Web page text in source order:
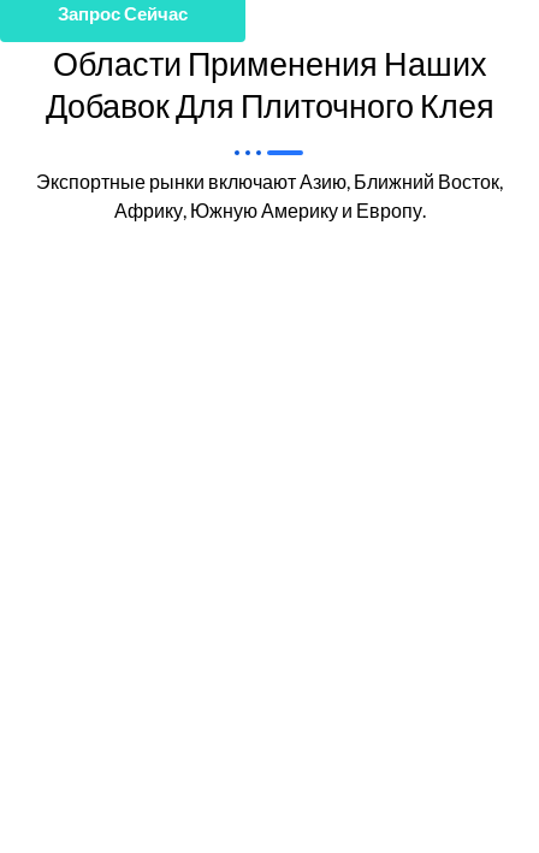
Запрос Сейчас
Области Применения Наших
Добавок Для Плиточного Клея
Экспортные рынки включают Азию, Ближний Восток,
Африку, Южную Америку и Европу.